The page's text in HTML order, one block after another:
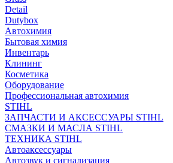
Detail
Dutybox
Автохимия
Бытовая химия
Инвентарь
Клининг
Косметика
Оборудование
Профессиональная автохимия
STIHL
ЗАПЧАСТИ И АКСЕССУАРЫ STIHL
СМАЗКИ И МАСЛА STIHL
ТЕХНИКА STIHL
Автоаксессуары
Автозвук и сигнализация